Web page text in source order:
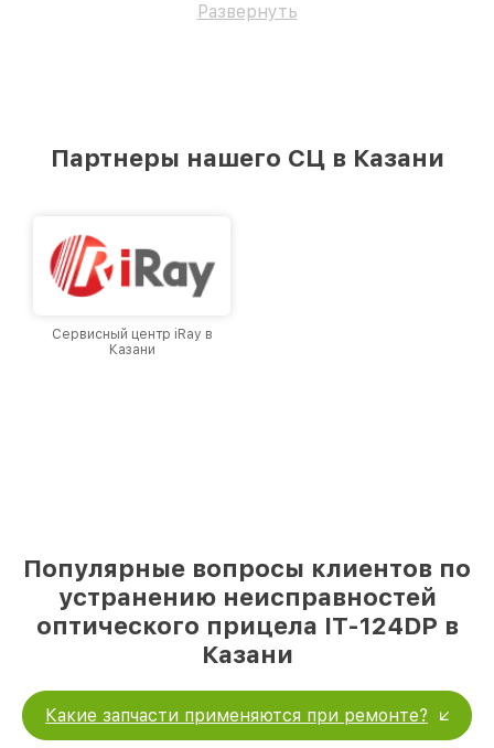
Развернуть
Партнеры нашего СЦ в Казани
Сервисный центр iRay в
Казани
Популярные вопросы клиентов по
устранению неисправностей
оптического прицела IT-124DP в
Казани
Какие запчасти применяются при ремонте?